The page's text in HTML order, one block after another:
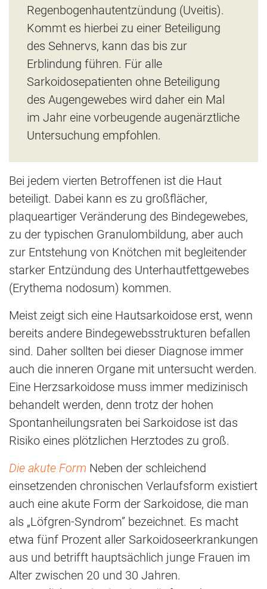
Regenbogenhautentzündung (Uveitis).
Kommt es hierbei zu einer Beteiligung
des Sehnervs, kann das bis zur
Erblindung führen. Für alle
Sarkoidosepatienten ohne Beteiligung
des Augengewebes wird daher ein Mal
im Jahr eine vorbeugende augenärztliche
Untersuchung empfohlen.
Bei jedem vierten Betroffenen ist die Haut
beteiligt. Dabei kann es zu großflächer,
plaqueartiger Veränderung des Bindegewebes,
zu der typischen Granulombildung, aber auch
zur Entstehung von Knötchen mit begleitender
starker Entzündung des Unterhautfettgewebes
(Erythema nodosum) kommen.
Meist zeigt sich eine Hautsarkoidose erst, wenn
bereits andere Bindegewebsstrukturen befallen
sind. Daher sollten bei dieser Diagnose immer
auch die inneren Organe mit untersucht werden.
Eine Herzsarkoidose muss immer medizinisch
behandelt werden, denn trotz der hohen
Spontanheilungsraten bei Sarkoidose ist das
Risiko eines plötzlichen Herztodes zu groß.
Die akute Form Neben der schleichend
einsetzenden chronischen Verlaufsform existiert
auch eine akute Form der Sarkoidose, die man
als „Löfgren-Syndrom” bezeichnet. Es macht
etwa fünf Prozent aller Sarkoidoseerkrankungen
aus und betrifft hauptsächlich junge Frauen im
Alter zwischen 20 und 30 Jahren.